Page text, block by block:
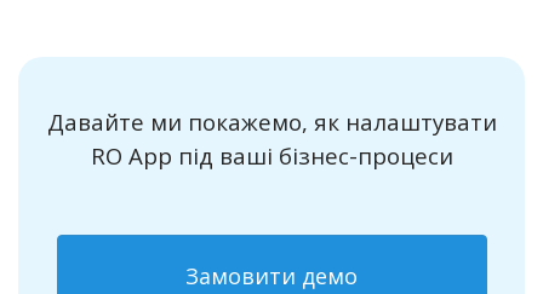
Давайте ми покажемо, як налаштувати
RO App під ваші бізнес-процеси
Замовити демо